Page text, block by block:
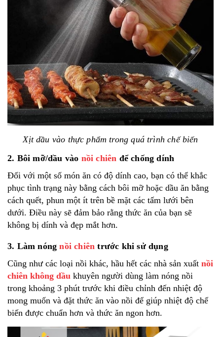
Xịt dầu vào thực phẩm trong quá trình chế biến
2. Bôi mỡ/dầu vào nồi chiên để chống dính
Đối với một số món ăn có độ dính cao, bạn có thể khắc
phục tình trạng này bằng cách bôi mỡ hoặc dầu ăn bằng
cách quết, phun một ít trên bề mặt các tấm lưới bên
dưới. Điều này sẽ đảm bảo rằng thức ăn của bạn sẽ
không bị dính và đẹp mắt hơn.
3. Làm nóngnồi chiên trước khi sử dụng
Cũng như các loại nồi khác, hầu hết các nhà sản xuất nồi
chiên không dầu khuyên người dùng làm nóng nồi
trong khoảng 3 phút trước khi điều chỉnh đến nhiệt độ
mong muốn và đặt thức ăn vào nồi để giúp nhiệt độ chế
biến được chuẩn hơn và thức ăn ngon hơn.